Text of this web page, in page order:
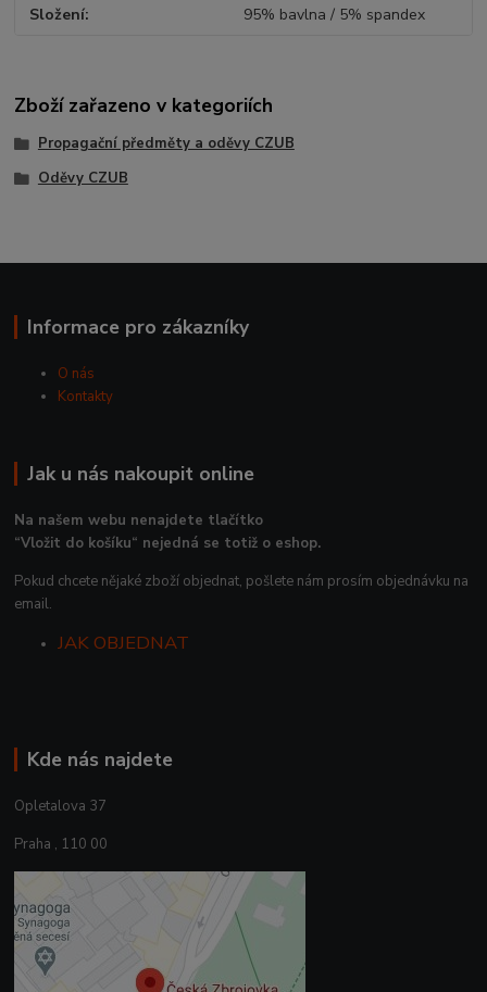
Složení 95% bavlna / 5% spandex
Zboží zařazeno v kategoriích
Propagační předměty a oděvy CZUB
Oděvy CZUB
Informace pro zákazníky
O nás
Kontakty
Jak u nás nakoupit online
Na našem webu nenajdete tlačítko
“Vložit do košíku“ nejedná se totiž o eshop.
Pokud chcete nějaké zboží objednat, pošlete nám prosím objednávku na
email.
JAK OBJEDNAT
Kde nás najdete
Opletalova 37
Praha , 110 00